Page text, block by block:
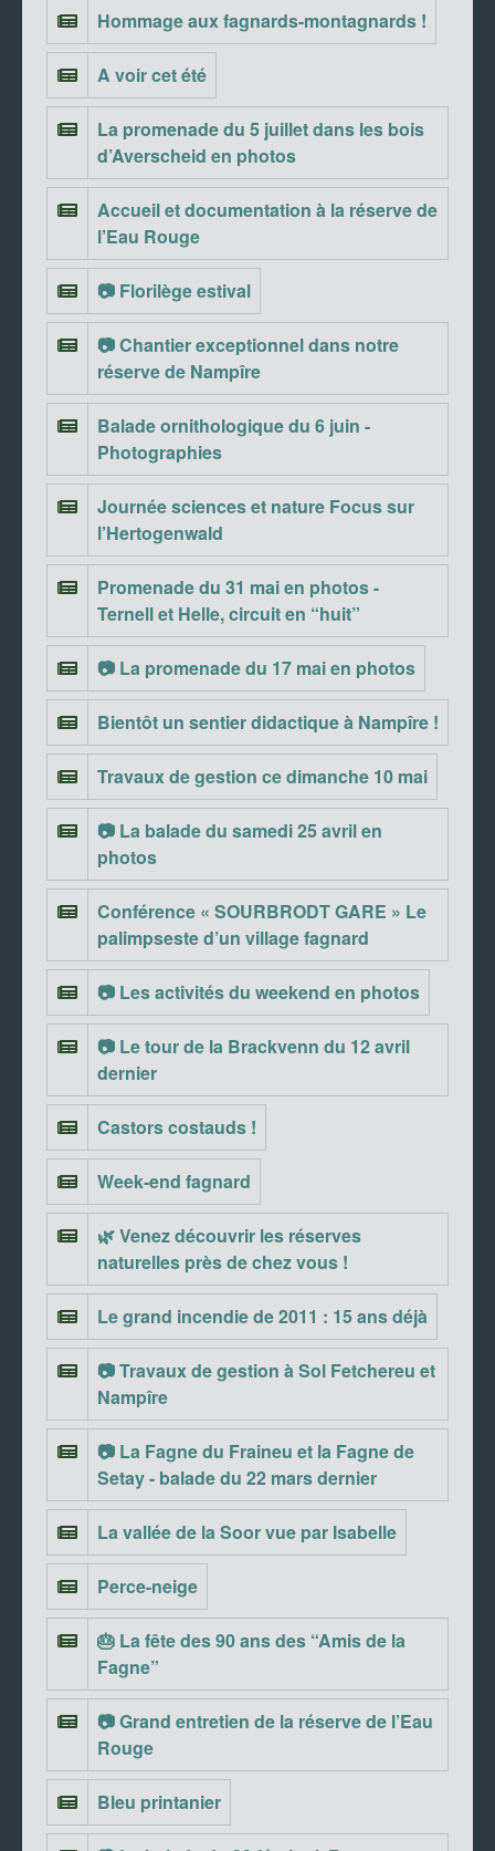
Hommage aux fagnards-montagnards !
A voir cet été
La promenade du 5 juillet dans les bois
d’Averscheid en photos
Accueil et documentation à la réserve de
l’Eau Rouge
📷 Florilège estival
📷 Chantier exceptionnel dans notre
réserve de Nampîre
Balade ornithologique du 6 juin -
Photographies
Journée sciences et nature Focus sur
l’Hertogenwald
Promenade du 31 mai en photos -
Ternell et Helle, circuit en “huit”
📷 La promenade du 17 mai en photos
Bientôt un sentier didactique à Nampîre !
Travaux de gestion ce dimanche 10 mai
📷 La balade du samedi 25 avril en
photos
Conférence « SOURBRODT GARE » Le
palimpseste d’un village fagnard
📷 Les activités du weekend en photos
📷 Le tour de la Brackvenn du 12 avril
dernier
Castors costauds !
Week-end fagnard
🌿 Venez découvrir les réserves
naturelles près de chez vous !
Le grand incendie de 2011 : 15 ans déjà
📷 Travaux de gestion à Sol Fetchereu et
Nampîre
📷 La Fagne du Fraineu et la Fagne de
Setay - balade du 22 mars dernier
La vallée de la Soor vue par Isabelle
Perce-neige
🎂 La fête des 90 ans des “Amis de la
Fagne”
📷 Grand entretien de la réserve de l’Eau
Rouge
Bleu printanier